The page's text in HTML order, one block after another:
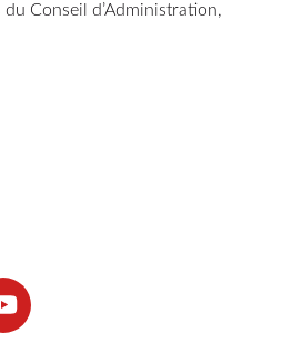
Conseil d’Administration,